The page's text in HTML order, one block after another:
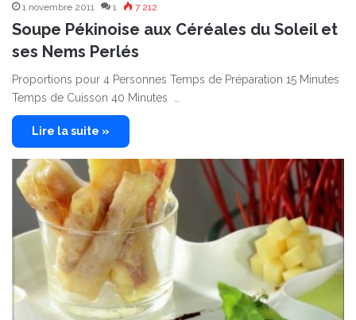
1 novembre 2011 1 7 212
Soupe Pékinoise aux Céréales du Soleil et
ses Nems Perlés
Proportions pour 4 Personnes Temps de Préparation 15 Minutes
Temps de Cuisson 40 Minutes …
Lire la suite »